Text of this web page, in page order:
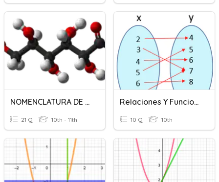
NOMENCLATURA DE ALCANOS, ALQUENOS Y ALQUINOS
21 Q 10th - 11th
Relaciones Y Funciones
10 Q 10th